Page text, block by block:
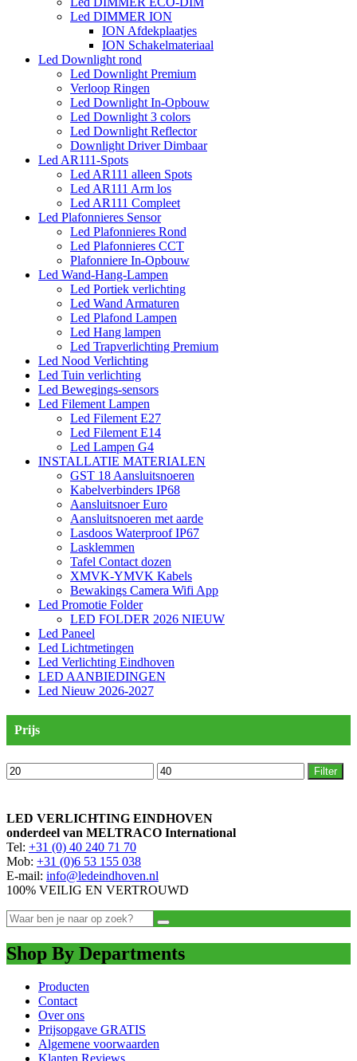
Led DIMMER ION
ION Afdekplaatjes
ION Schakelmateriaal
Led Downlight rond
Led Downlight Premium
Verloop Ringen
Led Downlight In-Opbouw
Led Downlight 3 colors
Led Downlight Reflector
Downlight Driver Dimbaar
Led AR111-Spots
Led AR111 alleen Spots
Led AR111 Arm los
Led AR111 Compleet
Led Plafonnieres Sensor
Led Plafonnieres Rond
Led Plafonnieres CCT
Plafonniere In-Opbouw
Led Wand-Hang-Lampen
Led Portiek verlichting
Led Wand Armaturen
Led Plafond Lampen
Led Hang lampen
Led Trapverlichting Premium
Led Nood Verlichting
Led Tuin verlichting
Led Bewegings-sensors
Led Filement Lampen
Led Filement E27
Led Filement E14
Led Lampen G4
INSTALLATIE MATERIALEN
GST 18 Aansluitsnoeren
Kabelverbinders IP68
Aansluitsnoer Euro
Aansluitsnoeren met aarde
Lasdoos Waterproof IP67
Lasklemmen
Tafel Contact dozen
XMVK-YMVK Kabels
Bewakings Camera Wifi App
Led Promotie Folder
LED FOLDER 2026 NIEUW
Led Paneel
Led Lichtmetingen
Led Verlichting Eindhoven
LED AANBIEDINGEN
Led Nieuw 2026-2027
Prijs
Min.
prijs
Max.
prijs
Filter
LED VERLICHTING EINDHOVEN
onderdeel van MELTRACO International
Tel: +31 (0) 40 240 71 70
Mob: +31 (0)6 53 155 038
E-mail: info@ledeindhoven.nl
100% VEILIG EN VERTROUWD
Shop By Departments
Producten
Contact
Over ons
Prijsopgave GRATIS
Algemene voorwaarden